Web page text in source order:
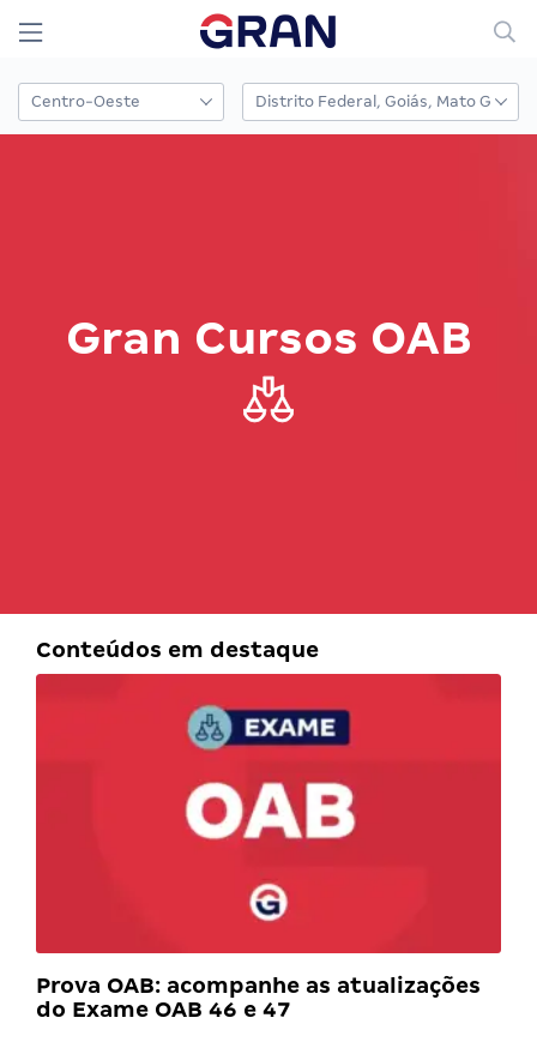
Gran Cursos OAB
Conteúdos em destaque
Prova OAB: acompanhe as atualizações
do Exame OAB 46 e 47